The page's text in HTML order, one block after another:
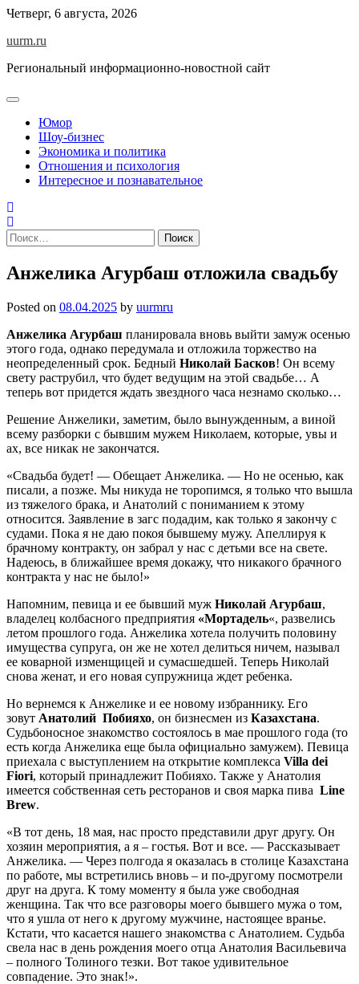
Skip
content
Четверг, 6 августа, 2026
uurm.ru
Региональный информационно-новостной сайт
Юмор
Шоу-бизнес
Экономика и политика
Отношения и психология
Интересное и познавательное
Найти:
Анжелика Агурбаш отложила свадьбу
Posted on 08.04.2025 by uurmru
Анжелика Агурбаш планировала вновь выйти замуж осенью
этого года, однако передумала и отложила торжество на
неопределенный срок. Бедный Николай Басков! Он всему
свету раструбил, что будет ведущим на этой свадьбе… А
теперь вот придется ждать звездного часа незнамо сколько…
Решение Анжелики, заметим, было вынужденным, а виной
всему разборки с бывшим мужем Николаем, которые, увы и
ах, все никак не закончатся.
«Свадьба будет! — Обещает Анжелика. — Но не осенью, как
писали, а позже. Мы никуда не торопимся, я только что вышла
из тяжелого брака, и Анатолий с пониманием к этому
относится. Заявление в загс подадим, как только я закончу с
судами. Пока я не даю покоя бывшему мужу. Апеллируя к
брачному контракту, он забрал у нас с детьми все на свете.
Надеюсь, в ближайшее время докажу, что никакого брачного
контракта у нас не было!»
Напомним, певица и ее бывший муж Николай Агурбаш,
владелец колбасного предприятия «Мортадель«, развелись
летом прошлого года. Анжелика хотела получить половину
имущества супруга, он же не хотел делиться ничем, называл
ее коварной изменщицей и сумасшедшей. Теперь Николай
снова женат, и его новая супружница ждет ребенка.
Но вернемся к Анжелике и ее новому избраннику. Его
зовут Анатолий Побияхо, он бизнесмен из Казахстана.
Судьбоносное знакомство состоялось в мае прошлого года (то
есть когда Анжелика еще была официально замужем). Певица
приехала с выступлением на открытие комплекса Villa dei
Fiori, который принадлежит Побияхо. Также у Анатолия
имеется собственная сеть ресторанов и своя марка пива Line
Brew.
«В тот день, 18 мая, нас просто представили друг другу. Он
хозяин мероприятия, а я – гостья. Вот и все. — Рассказывает
Анжелика. — Через полгода я оказалась в столице Казахстана
по работе, мы встретились вновь – и по-другому посмотрели
друг на друга. К тому моменту я была уже свободная
женщина. Так что все разговоры моего бывшего мужа о том,
что я ушла от него к другому мужчине, настоящее вранье.
Кстати, что касается нашего знакомства с Анатолием. Судьба
свела нас в день рождения моего отца Анатолия Васильевича
– полного Толиного тезки. Вот такое удивительное
совпадение. Это знак!».